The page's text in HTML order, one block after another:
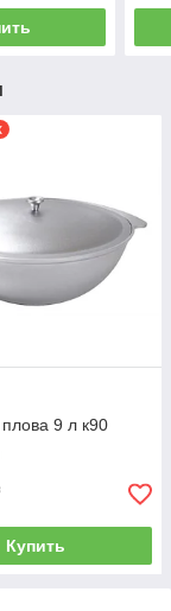
9 л к90
Купить